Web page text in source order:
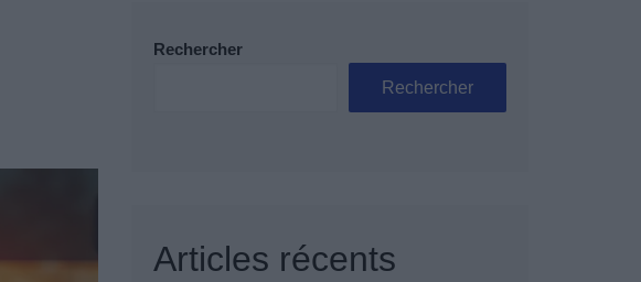
Rechercher
Rechercher
Articles récents